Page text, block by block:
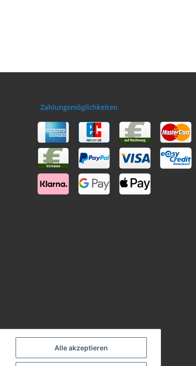
Alle akzeptieren
Zahlungsmöglichkeiten